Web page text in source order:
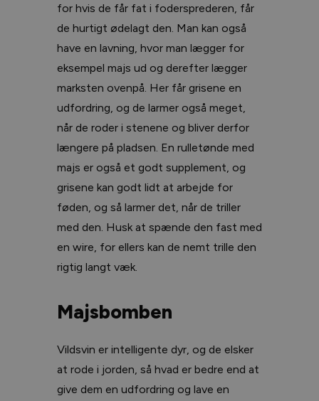
for hvis de får fat i fodersprederen, får
de hurtigt ødelagt den. Man kan også
have en lavning, hvor man lægger for
eksempel majs ud og derefter lægger
marksten ovenpå. Her får grisene en
udfordring, og de larmer også meget,
når de roder i stenene og bliver derfor
længere på pladsen. En rulletønde med
majs er også et godt supplement, og
grisene kan godt lidt at arbejde for
føden, og så larmer det, når de triller
med den. Husk at spænde den fast med
en wire, for ellers kan de nemt trille den
rigtig langt væk.
Majsbomben
Vildsvin er intelligente dyr, og de elsker
at rode i jorden, så hvad er bedre end at
give dem en udfordring og lave en